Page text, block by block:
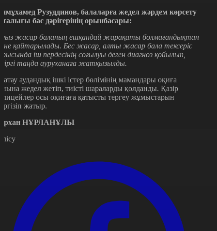
Рузуддинов, балаларға жедел жәрдем көрсету
бас дәрігерінің орынбасары:
жасар баланың ешқандай жарақаты болмағандықтан
қайтарылады. Бес жасар, алты жасар бала тексеріс
іш пердесінің соғылуы деген диагноз қойылып,
таңда ауруханаға жатқызылды.
аудандық ішкі істер бөлімінің мамандары оқиға
жедел жетіп, тиісті шараларды қолданды. Қазір
осы оқиғаға қатысты тергеу жұмыстарын
жатыр.
НҰРЛАНҰЛЫ